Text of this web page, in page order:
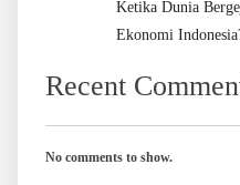
Ketika Dunia
Ekonomi
Recent
No comments to show.